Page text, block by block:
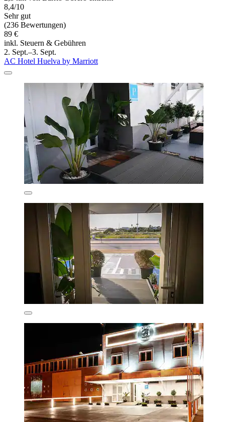
8,4/10
Sehr gut
(236 Bewertungen)
89 €
inkl. Steuern & Gebühren
2. Sept.–3. Sept.
AC Hotel Huelva by Marriott